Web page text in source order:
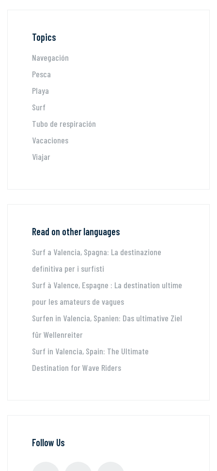
Topics
Navegación
Pesca
Playa
Surf
Tubo de respiración
Vacaciones
Viajar
Read on other languages
Surf a Valencia, Spagna: La destinazione
definitiva per i surfisti
Surf à Valence, Espagne : La destination ultime
pour les amateurs de vagues
Surfen in Valencia, Spanien: Das ultimative Ziel
für Wellenreiter
Surf in Valencia, Spain: The Ultimate
Destination for Wave Riders
Follow Us